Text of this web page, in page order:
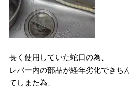
長く使用していた蛇口の為、
レバー内の部品が経年劣化できち
てしまた為、